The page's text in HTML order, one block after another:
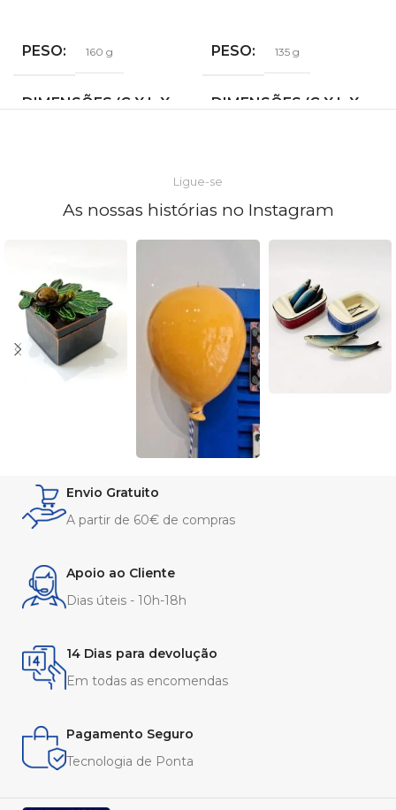
PESO 160 g
DIMENSÕES (C X L X
PESO 135 g
DIMENSÕES (C X L X
Ligue-se
As nossas histórias no Instagram
Envio Gratuito
A partir de 60€ de compras
Apoio ao Cliente
Dias úteis - 10h-18h
14 Dias para devolução
Em todas as encomendas
Pagamento Seguro
Tecnologia de Ponta